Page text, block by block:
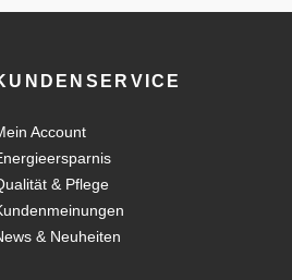
Account
& Pflege
& Neuheiten